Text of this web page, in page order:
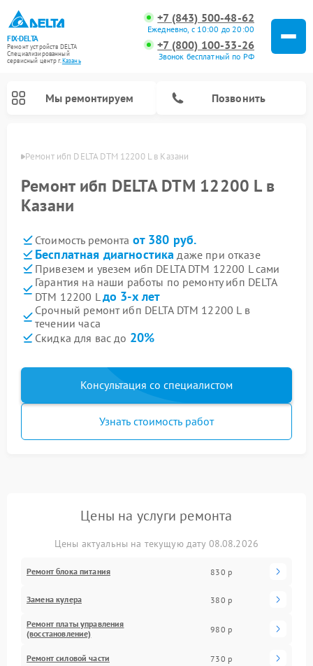
FIX-DELTA
Ремонт устройств DELTA
Специализированный
cервисный центр г.Казань
+7 (843) 500-48-62
Ежедневно, с 10:00 до 20:00
+7 (800) 100-33-26
Звонок бесплатный по РФ
Мы ремонтируем Позвонить
Ремонт ибп DELTA DTM 12200 L в Казани
Ремонт ибп DELTA DTM 12200 L в
Казани
Стоимость ремонта от 380 руб.
Бесплатная диагностика даже при отказе
Привезем и увезем ибп DELTA DTM 12200 L сами
Гарантия на наши работы по ремонту ибп DELTA
DTM 12200 Lдо 3-х лет
Срочный ремонт ибп DELTA DTM 12200 L в
течении часа
Скидка для вас до 20%
Консультация со специалистом
Узнать стоимость работ
Цены на услуги ремонта
Цены актуальны на текущую дату 08.08.2026
Ремонт блока питания 830 р
Замена кулера 380 р
Ремонт платы управления
(восстановление)
980 р
Ремонт силовой части 730 р